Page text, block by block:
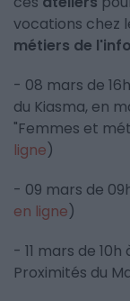
vocations chez
métiers de
- 08 mars de
du Kiasma, en
"Femmes et
ligne)
- 09 mars de
en ligne)
- 11 mars de 10h
Proximités du